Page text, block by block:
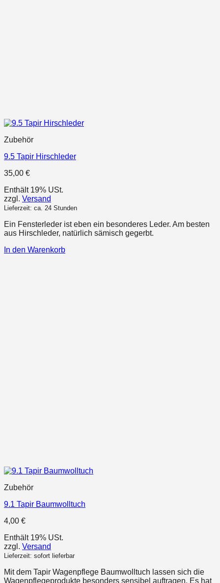
Zubehör
9.5 Tapir Hirschleder
35,00 €
Enthält 19% USt.
zzgl. Versand
Lieferzeit: ca. 24 Stunden
Ein Fensterleder ist eben ein besonderes Leder. Am besten
aus Hirschleder, natürlich sämisch gegerbt.
In den Warenkorb
Zubehör
9.1 Tapir Baumwolltuch
4,00 €
Enthält 19% USt.
zzgl. Versand
Lieferzeit: sofort lieferbar
Mit dem Tapir Wagenpflege Baumwolltuch lassen sich die
Wagenpflegeprodukte besonders sensibel auftragen. Es hat